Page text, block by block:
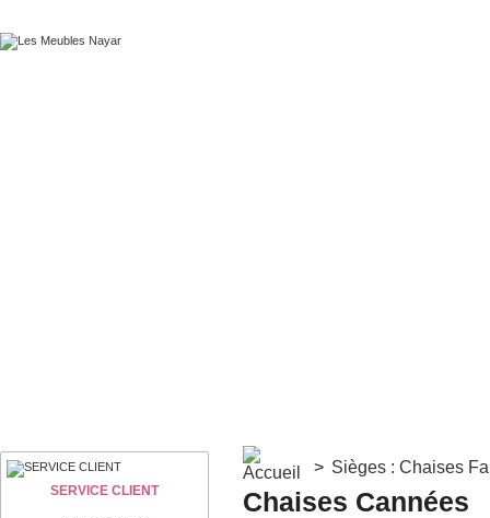
SERVICE CLIENT
> Sièges : Chaises
Chaises Cannées